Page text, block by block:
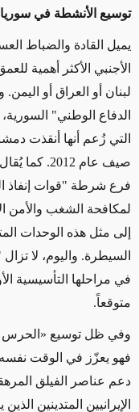
توسيع الأنشطة في سوريا
يميل القادة والضباط
الأجنبي الأكثر أهمية
لبنان أو العراق أو
الدفاع الوطني"
التي زُعم أنها أنقذت
صيف عام
فرع شرطة "قوات إنفاذ
لمكافحة الشغب والأمن
إلى مثل هذه الوحدات
السيطرة. واليوم، لا
في مراحلها التأسيسية
متوقعاً.
وفي ظل توسيع «الحرس
فهو يعزّز في الوقت نفسه
دعم عناصر الفيلق
الإيرانيين المتدينين